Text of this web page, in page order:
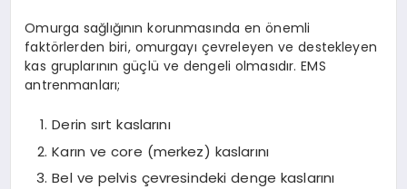
Omurga sağlığının korunmasında en önemli
faktörlerden biri, omurgayı çevreleyen ve destekleyen
kas gruplarının güçlü ve dengeli olmasıdır. EMS
antrenmanları;
Derin sırt kaslarını
Karın ve core (merkez) kaslarını
Bel ve pelvis çevresindeki denge kaslarını